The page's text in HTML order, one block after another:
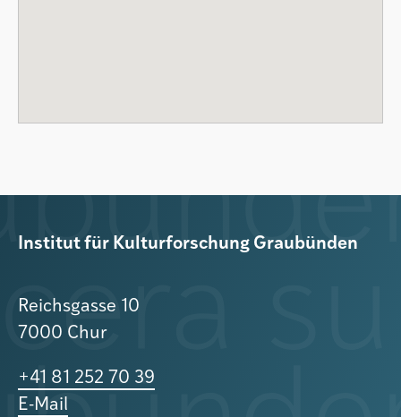
Institut für Kulturforschung Graubünden
Reichsgasse 10
7000 Chur
+41 81 252 70 39
E-Mail